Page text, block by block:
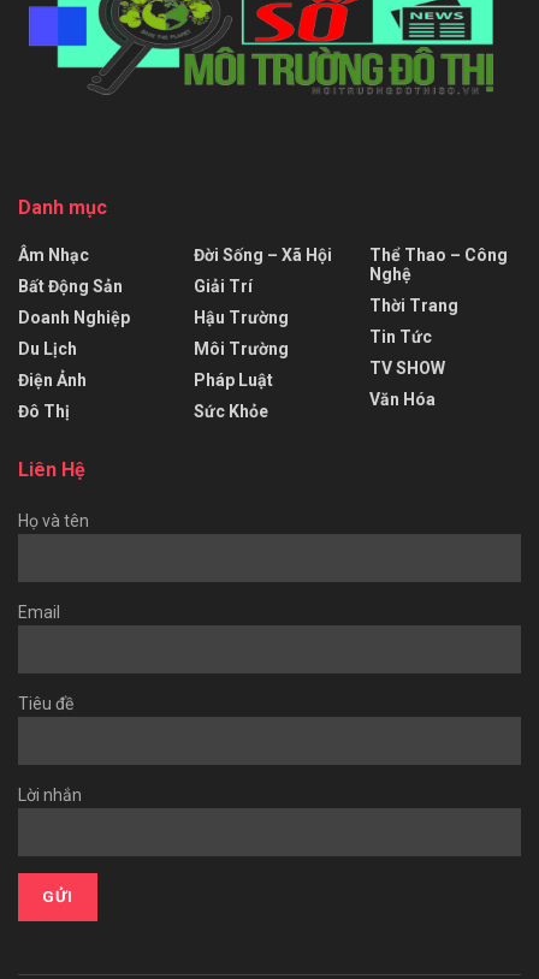
Danh mục
Âm Nhạc
Bất Động Sản
Doanh Nghiệp
Du Lịch
Điện Ảnh
Đô Thị
Đời Sống – Xã Hội
Giải Trí
Hậu Trường
Môi Trường
Pháp Luật
Sức Khỏe
Thể Thao – Công
Nghệ
Thời Trang
Tin Tức
TV SHOW
Văn Hóa
Liên Hệ
Họ và tên
Email
Tiêu đề
Lời nhắn